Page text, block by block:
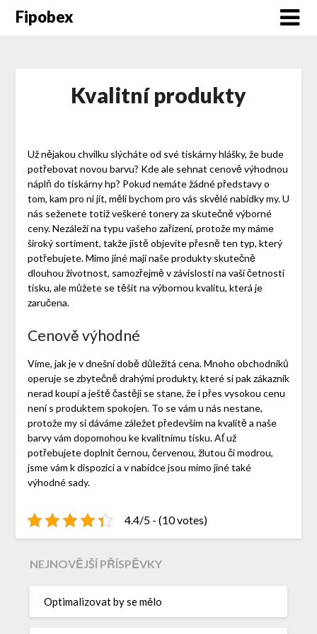
Fipobex
Kvalitní produkty
Už nějakou chvilku slýcháte od své tiskárny hlášky, že bude
potřebovat novou barvu? Kde ale sehnat cenově výhodnou
náplň do tiskárny hp? Pokud nemáte žádné představy o
tom, kam pro ni jít, měli bychom pro vás skvělé nabídky my. U
nás seženete totiž veškeré tonery za skutečně výborné
ceny. Nezáleží na typu vašeho zařízení, protože my máme
široký sortiment, takže jistě objevíte přesně ten typ, který
potřebujete. Mimo jiné mají naše produkty skutečně
dlouhou životnost, samozřejmě v závislosti na vaší četnosti
tisku, ale můžete se těšit na výbornou kvalitu, která je
zaručena.
Cenově výhodné
Víme, jak je v dnešní době důležitá cena. Mnoho obchodníků
operuje se zbytečně drahými produkty, které si pak zákazník
nerad koupí a ještě častěji se stane, že i přes vysokou cenu
není s produktem spokojen. To se vám u nás nestane,
protože my si dáváme záležet především na kvalitě a naše
barvy vám dopomohou ke kvalitnímu tisku. Ať už
potřebujete doplnit černou, červenou, žlutou či modrou,
jsme vám k dispozici a v nabídce jsou mimo jiné také
výhodné sady.
4.4/5 - (10 votes)
NEJNOVĚJŠÍ PŘÍSPĚVKY
Optimalizovat by se mělo